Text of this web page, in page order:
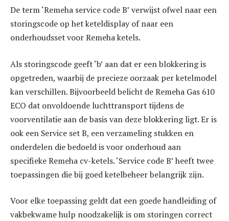
De term ‘Remeha service code B’ verwijst ofwel naar een
storingscode op het keteldisplay of naar een
onderhoudsset voor Remeha ketels.
Als storingscode geeft ‘b’ aan dat er een blokkering is
opgetreden, waarbij de precieze oorzaak per ketelmodel
kan verschillen. Bijvoorbeeld belicht de Remeha Gas 610
ECO dat onvoldoende luchttransport tijdens de
voorventilatie aan de basis van deze blokkering ligt. Er is
ook een Service set B, een verzameling stukken en
onderdelen die bedoeld is voor onderhoud aan
specifieke Remeha cv-ketels. ‘Service code B’ heeft twee
toepassingen die bij goed ketelbeheer belangrijk zijn.
Voor elke toepassing geldt dat een goede handleiding of
vakbekwame hulp noodzakelijk is om storingen correct